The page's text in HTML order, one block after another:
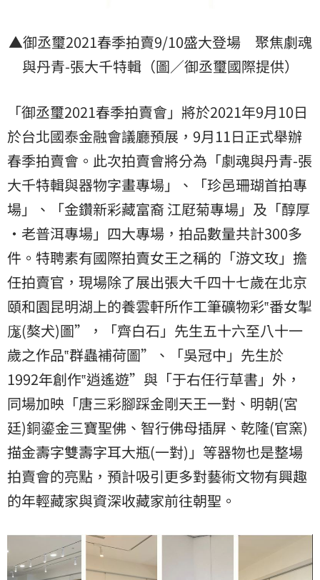
▲御丞璽2021春季拍賣9/10盛大登場 聚焦劇魂
與丹青-張大千特輯（圖／御丞璽國際提供）
「御丞璽2021春季拍賣會」將於2021年9月10日
於台北國泰金融會議廳預展，9月11日正式舉辦
春季拍賣會。此次拍賣會將分為「劇魂與丹青-張
大千特輯與器物字畫專場」、「珍邑珊瑚首拍專
場」、「金鑽新彩藏富裔 江屘菊專場」及「醇厚
•老普洱專場」四大專場，拍品數量共計300多
件。特聘素有國際拍賣女王之稱的「游文玫」擔
任拍賣官，現場除了展出張大千四十七歲在北京
頤和園昆明湖上的養雲軒所作工筆礦物彩‟番女掣
庬(獒犬)圖”，「齊白石」先生五十六至八十一
歲之作品‟群蟲補荷圖”、「吳冠中」先生於
1992年創作‟逍遙遊”與「于右任行草書」外，
同場加映「唐三彩腳踩金剛天王一對、明朝(宮
廷)銅鎏金三寶聖佛、智行佛母插屏、乾隆(官窯)
描金壽字雙壽字耳大瓶(一對)」等器物也是整場
拍賣會的亮點，預計吸引更多對藝術文物有興趣
的年輕藏家與資深收藏家前往朝聖。